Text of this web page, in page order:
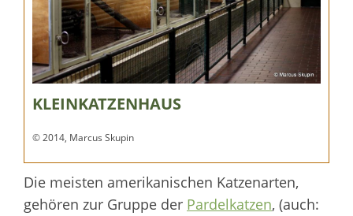
KLEINKATZENHAUS
© 2014, Marcus Skupin
Die meisten amerikanischen Katzenarten,
gehören zur Gruppe der Pardelkatzen, (auch: